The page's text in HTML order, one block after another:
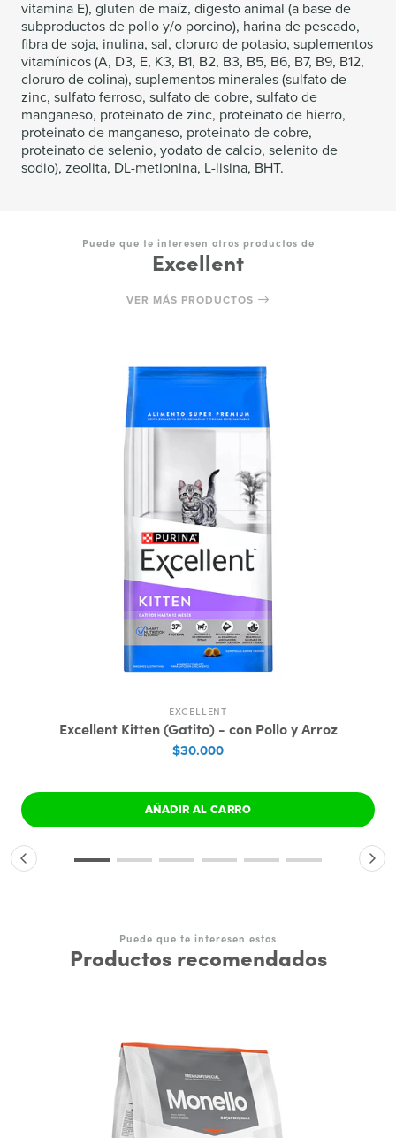
vitamina E), gluten de maíz, digesto animal (a base de
subproductos de pollo y/o porcino), harina de pescado,
fibra de soja, inulina, sal, cloruro de potasio, suplementos
vitamínicos (A, D3, E, K3, B1, B2, B3, B5, B6, B7, B9, B12,
cloruro de colina), suplementos minerales (sulfato de
zinc, sulfato ferroso, sulfato de cobre, sulfato de
manganeso, proteinato de zinc, proteinato de hierro,
proteinato de manganeso, proteinato de cobre,
proteinato de selenio, yodato de calcio, selenito de
sodio), zeolita, DL-metionina, L-lisina, BHT.
Puede que te interesen otros productos de
Excellent
VER MÁS PRODUCTOS
EXCELLENT
Excellent Kitten (Gatito) - con Pollo y Arroz
$30.000
AÑADIR AL CARRO
Puede que te interesen estos
Productos recomendados